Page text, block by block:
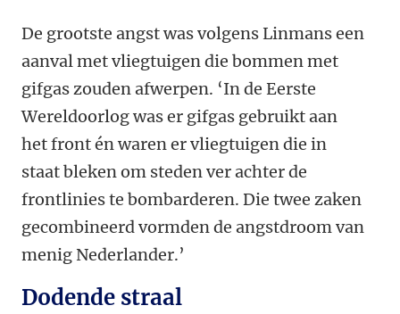
De grootste angst was volgens Linmans een
aanval met vliegtuigen die bommen met
gifgas zouden afwerpen. ‘In de Eerste
Wereldoorlog was er gifgas gebruikt aan
het front én waren er vliegtuigen die in
staat bleken om steden ver achter de
frontlinies te bombarderen. Die twee zaken
gecombineerd vormden de angstdroom van
menig Nederlander.’
Dodende straal